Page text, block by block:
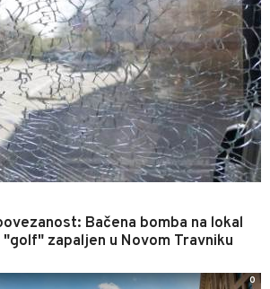
Bačena bomba na lokal
zapaljen u Novom Travniku
0